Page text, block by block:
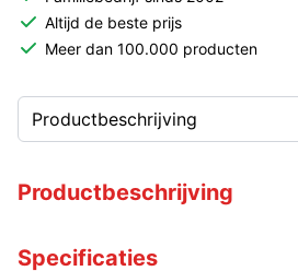
Altijd de beste prijs
Meer dan 100.000 producten
Productbeschrijving
Specificaties